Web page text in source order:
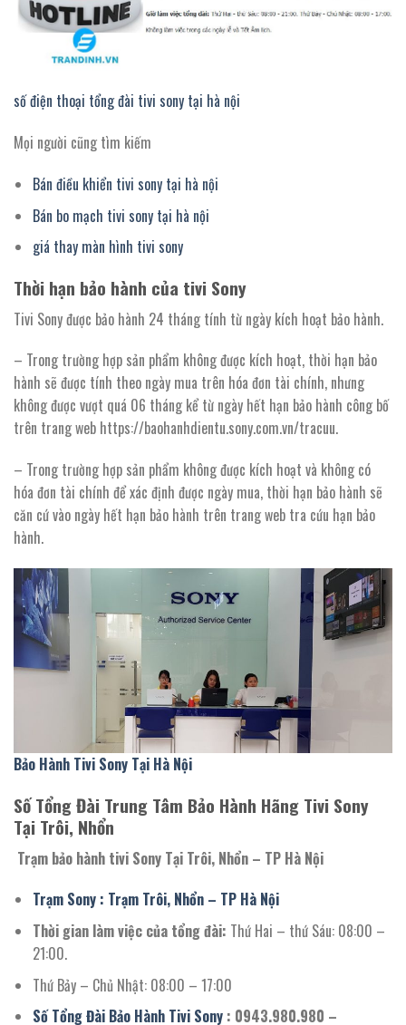
số điện thoại tổng đài tivi sony tại hà nội
Mọi người cũng tìm kiếm
Bán điều khiển tivi sony tại hà nội
Bán bo mạch tivi sony tại hà nội
giá thay màn hình tivi sony
Thời hạn bảo hành của tivi Sony
Tivi Sony được bảo hành 24 tháng tính từ ngày kích hoạt bảo hành.
– Trong trường hợp sản phẩm không được kích hoạt, thời hạn bảo
hành sẽ được tính theo ngày mua trên hóa đơn tài chính, nhưng
không được vượt quá 06 tháng kể từ ngày hết hạn bảo hành công bố
trên trang web https://baohanhdientu.sony.com.vn/tracuu.
– Trong trường hợp sản phẩm không được kích hoạt và không có
hóa đơn tài chính để xác định được ngày mua, thời hạn bảo hành sẽ
căn cứ vào ngày hết hạn bảo hành trên trang web tra cứu hạn bảo
hành.
Bảo Hành Tivi Sony Tại Hà Nội
Số Tổng Đài Trung Tâm Bảo Hành Hãng Tivi Sony
Tại Trôi, Nhổn
Trạm bảo hành tivi Sony Tại Trôi, Nhổn – TP Hà Nội
Trạm Sony : Trạm Trôi, Nhổn – TP Hà Nội
Thời gian làm việc của tổng đài: Thứ Hai – thứ Sáu: 08:00 –
21:00.
Thứ Bảy – Chủ Nhật: 08:00 – 17:00
Số Tổng Đài Bảo Hành Tivi Sony: 0943.980.980 –